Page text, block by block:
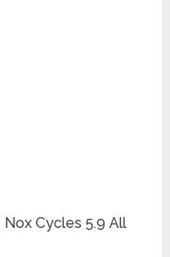
Cycles 5.9 All